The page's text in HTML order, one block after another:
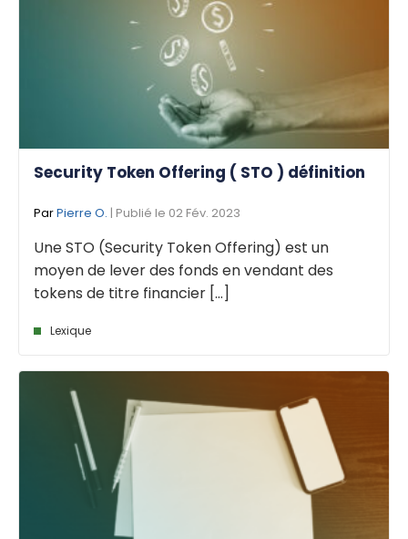
Security Token Offering ( STO ) définition
ParPierre O. | Publié le 02 Fév. 2023
Une STO (Security Token Offering) est un
moyen de lever des fonds en vendant des
tokens de titre financier [...]
Lexique